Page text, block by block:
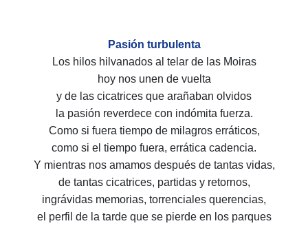
Pasión turbulenta
Los hilos hilvanados al telar de las Moiras
hoy nos unen de vuelta
y de las cicatrices que arañaban olvidos
la pasión reverdece con indómita fuerza.
Como si fuera tiempo de milagros erráticos,
como si el tiempo fuera, errática cadencia.
Y mientras nos amamos después de tantas vidas,
de tantas cicatrices, partidas y retornos,
ingrávidas memorias, torrenciales querencias,
el perfil de la tarde que se pierde en los parques